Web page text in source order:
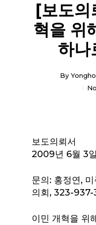
[보도의
혁을 위
하나
By
보도의뢰서
2009년 6월 3일
문의: 홍정연,
의회, 323-
이민 개혁을 위